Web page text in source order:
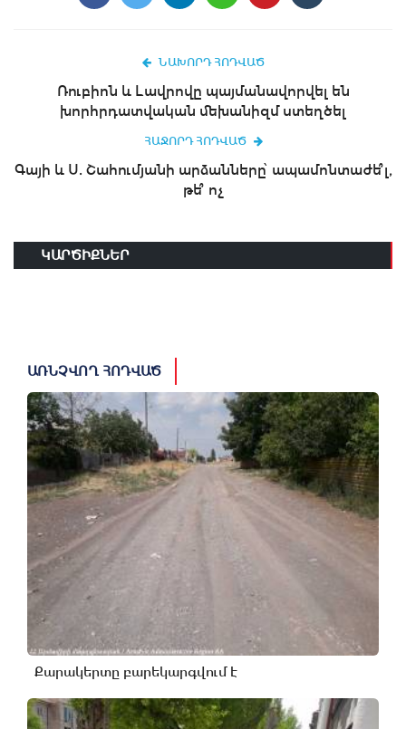
ՆԱԽՈՐԴ ՀՈԴՎԱԾ
Ռուբիոն և Լավրովը պայմանավորվել են
խորհրդատվական մեխանիզմ ստեղծել
ՀԱՋՈՐԴ ՀՈԴՎԱԾ
Գայի և Ս. Շահումյանի արձանները՝ ապամոնտաժե՞լ,
թե՞ ոչ
ԿԱՐԾԻՔՆԵՐ
ԱՌՆՉՎՈՂ ՀՈԴՎԱԾ
Քարակերտը բարեկարգվում է